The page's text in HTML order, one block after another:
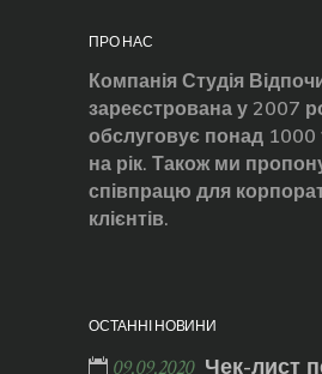
ПРО НАС
Компанія Студія
зареєстрована у 2007
обслуговує понад 1000
на рік. Також ми
співпрацю для
клієнтів.
ОСТАННІ НОВИНИ
09.09.2020 Чек-лист